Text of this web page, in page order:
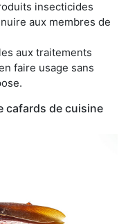
insecticides
aux membres de
aux traitements
faire usage sans
cafards de cuisine